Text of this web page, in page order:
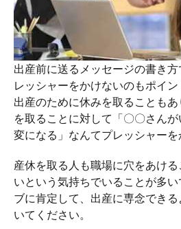
出産前に送るメッセージの書き
レッシャーをかけないのもポイ
出産のために休みを取ることも
を取ることに対して「〇〇さん
変になる」なんてプレッシャーを
産休を取る人も職場に穴をあけ
いという気持ちでいることが多
ブに肯定して、出産に専念でき
いてください。